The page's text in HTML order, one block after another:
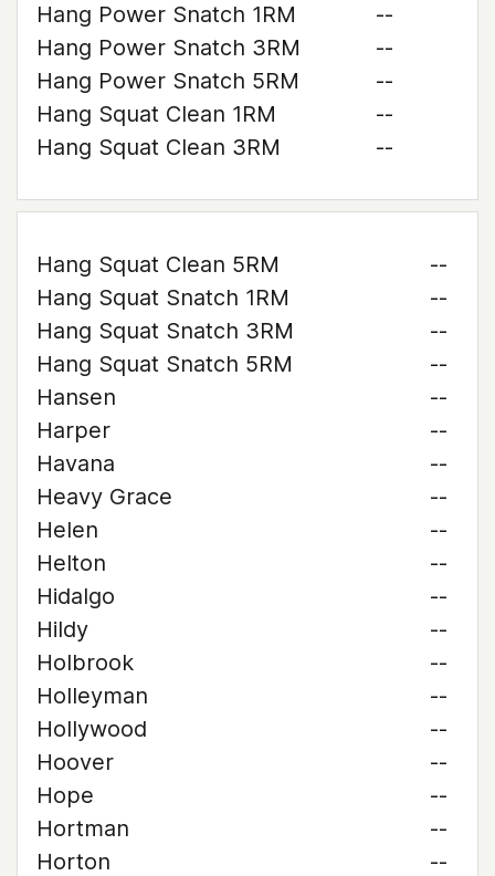
Hang Power Snatch 1RM
--
Hang Power Snatch 3RM
--
Hang Power Snatch 5RM
--
Hang Squat Clean 1RM
--
Hang Squat Clean 3RM
--
Hang Squat Clean 5RM
--
Hang Squat Snatch 1RM
--
Hang Squat Snatch 3RM
--
Hang Squat Snatch 5RM
--
Hansen
--
Harper
--
Havana
--
Heavy Grace
--
Helen
--
Helton
--
Hidalgo
--
Hildy
--
Holbrook
--
Holleyman
--
Hollywood
--
Hoover
--
Hope
--
Hortman
--
Horton
--